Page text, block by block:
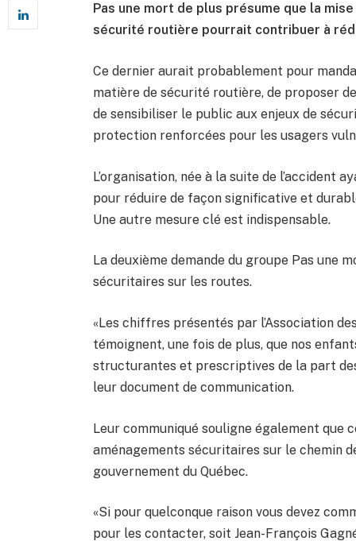
Pas une mort de plus présume que la
sécurité routière pourrait contribuer à
Ce dernier aurait probablement pour
matière de sécurité routière, de proposer
de sensibiliser le public aux enjeux de
protection renforcées pour les usagers
L’organisation, née à la suite de l’accident
pour réduire de façon significative et
Une autre mesure clé est indispensable.
La deuxième demande du groupe Pas une
sécuritaires sur les routes.
«Les chiffres présentés par l’Association
témoignent, une fois de plus, que nos
structurantes et prescriptives de la part
leur document de communication.
Leur communiqué souligne également que
aménagements sécuritaires sur le chemin
gouvernement du Québec.
«Si pour quelconque raison vous devez
pour les contacter, soit Jean-François